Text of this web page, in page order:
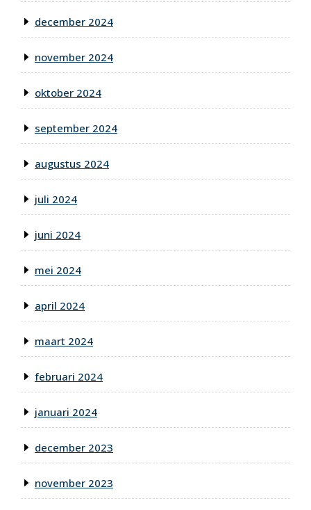
december 2024
november 2024
oktober 2024
september 2024
augustus 2024
juli 2024
juni 2024
mei 2024
april 2024
maart 2024
februari 2024
januari 2024
december 2023
november 2023